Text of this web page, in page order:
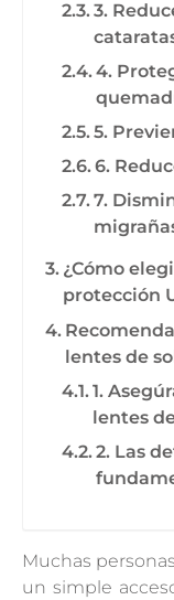
3.
4.
5.
6.
7.
¿Cómo
protección
lentes de
1.
lentes
2. Las
Muchas
un simple